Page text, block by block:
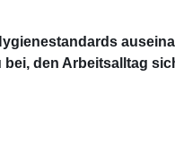
den Arbeitsalltag